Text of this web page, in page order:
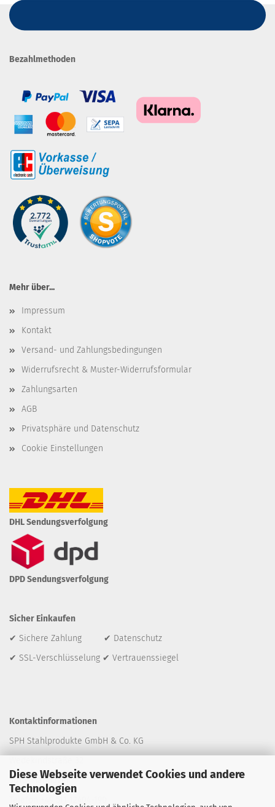
Diese Webseite verwendet Cookies und andere
Technologien
Bezahlmethoden
Mehr über...
Impressum
Kontakt
Versand- und Zahlungsbedingungen
Widerrufsrecht & Muster-Widerrufsformular
Zahlungsarten
AGB
Privatsphäre und Datenschutz
Cookie Einstellungen
DHL Sendungsverfolgung
DPD Sendungsverfolgung
Sicher Einkaufen
✔ Sichere Zahlung ✔ Datenschutz
✔ SSL-Verschlüsselung ✔ Vertrauenssiegel
Kontaktinformationen
SPH Stahlprodukte GmbH & Co. KG
30161 Hannover